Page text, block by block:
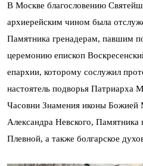
В Москве благословению
архиерейским чином была
Памятника гренадерам, павшим
церемонию епископ
епархии, которому сослужил
настоятель подворья Патриарха
Часовни Знамения иконы Божией
Александра Невского,
Плевной, а также болгарское